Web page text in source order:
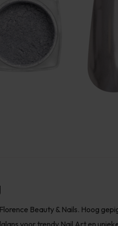
Beauty & Nails. Hoog
voor trendy Nail Art en